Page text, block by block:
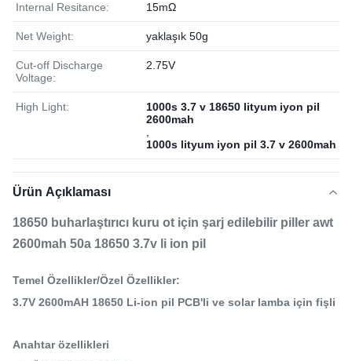
Internal Resitance: 15mΩ
Net Weight: yaklaşık 50g
Cut-off Discharge
Voltage:
2.75V
High Light:
1000s 3.7 v 18650 lityum iyon pil
2600mah
1000s lityum iyon pil 3.7 v 2600mah
Ürün Açıklaması
18650 buharlaştırıcı kuru ot için şarj edilebilir piller awt
2600mah 50a 18650 3.7v li ion pil
Temel Özellikler/Özel Özellikler:
3.7V 2600mAH 18650 Li-ion pil PCB'li ve solar lamba için fişli
Anahtar özellikleri